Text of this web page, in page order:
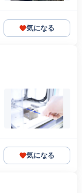
気になる
気になる